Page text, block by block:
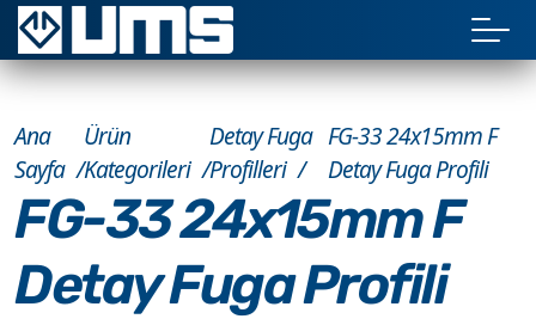
Ana
Sayfa
Ürün
Kategorileri
Detay Fuga
Profilleri
FG-33 24x15mm F
Detay Fuga Profili
FG-33 24x15mm F
Detay Fuga Profili